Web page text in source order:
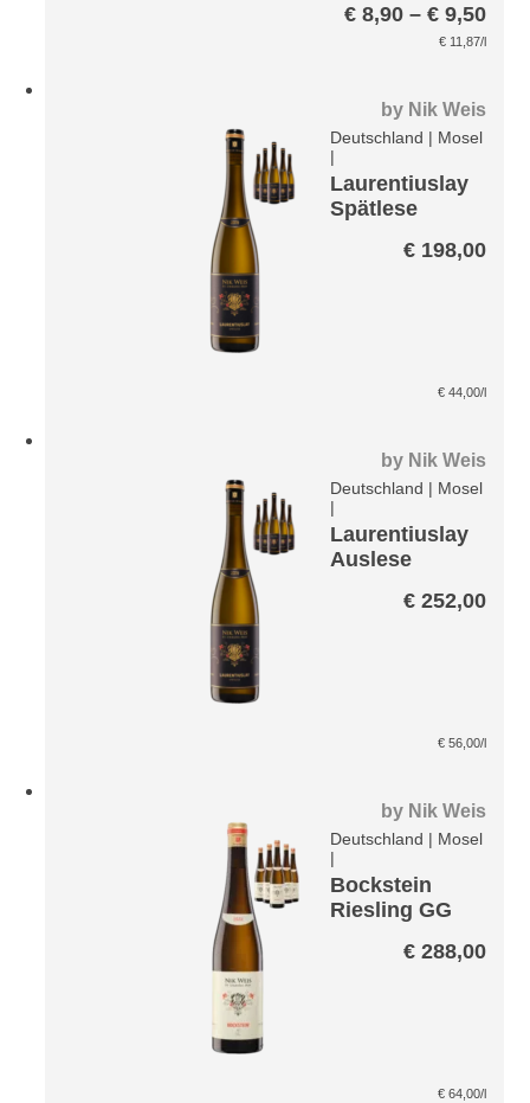
€ 8,90 –€ 9,50
€
€ 11,87/l
by Nik Weis
Deutschland | Mosel
|
Laurentiuslay
Spätlese
Große Lage
€ 198,00
€ 44,00/l
by Nik Weis
Deutschland | Mosel
|
Laurentiuslay
Auslese
Große Lage
€ 252,00
€ 56,00/l
by Nik Weis
Deutschland | Mosel
|
Bockstein
Riesling GG
€ 288,00
€ 64,00/l